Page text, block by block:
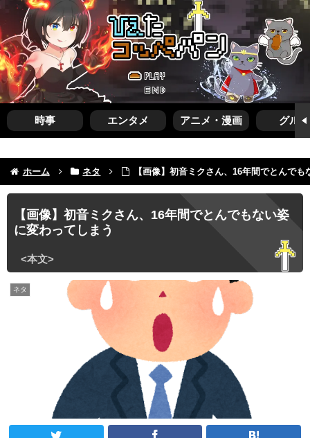
時事 エンタメ アニメ・漫画 グルメ
ホーム ネタ 【画像】初音ミクさん、16年間でとんで
【画像】初音ミクさん、16年間でとんでもない姿
に変わってしまう
ネタ